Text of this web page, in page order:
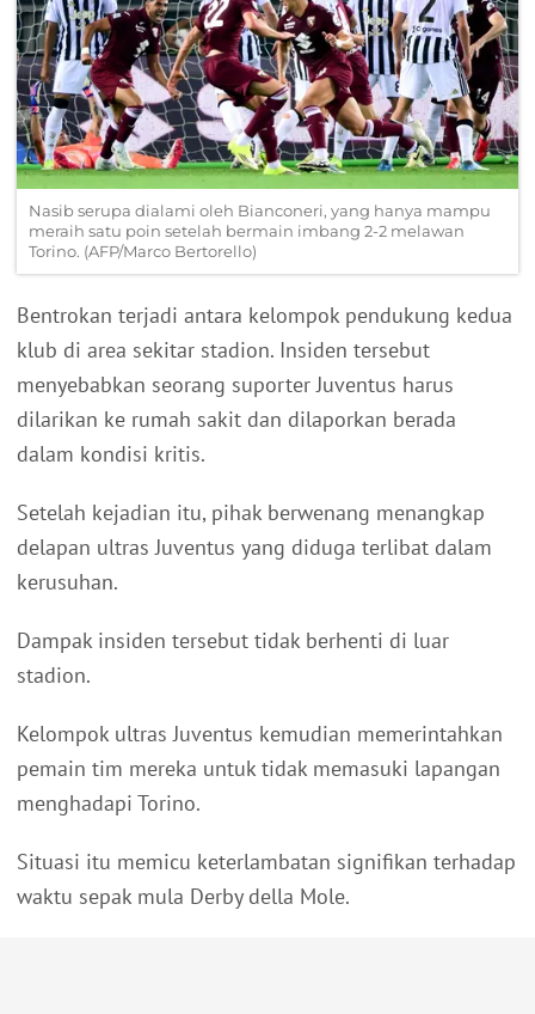
Nasib serupa dialami oleh Bianconeri, yang hanya mampu
meraih satu poin setelah bermain imbang 2-2 melawan
Torino. (AFP/Marco Bertorello)
Bentrokan terjadi antara kelompok pendukung kedua
klub di area sekitar stadion. Insiden tersebut
menyebabkan seorang suporter Juventus harus
dilarikan ke rumah sakit dan dilaporkan berada
dalam kondisi kritis.
Setelah kejadian itu, pihak berwenang menangkap
delapan ultras Juventus yang diduga terlibat dalam
kerusuhan.
Dampak insiden tersebut tidak berhenti di luar
stadion.
Kelompok ultras Juventus kemudian memerintahkan
pemain tim mereka untuk tidak memasuki lapangan
menghadapi Torino.
Situasi itu memicu keterlambatan signifikan terhadap
waktu sepak mula Derby della Mole.